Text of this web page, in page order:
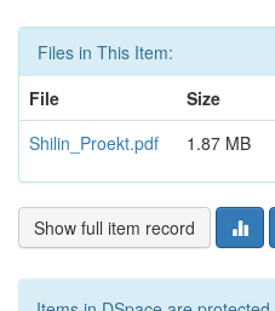
Files in This Item:
File
Size
Shilin_Proekt.pdf
1.87 MB
Show full item record